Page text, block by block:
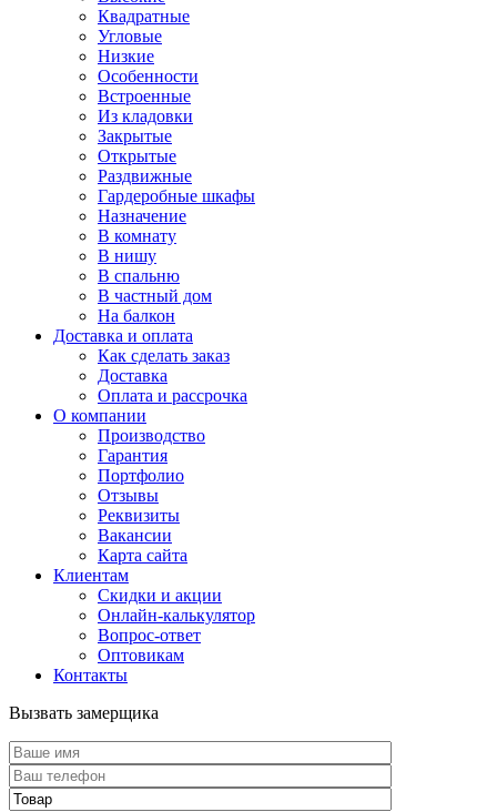
Квадратные
Угловые
Низкие
Особенности
Встроенные
Из кладовки
Закрытые
Открытые
Раздвижные
Гардеробные шкафы
Назначение
В комнату
В нишу
В спальню
В частный дом
На балкон
Доставка и оплата
Как сделать заказ
Доставка
Оплата и рассрочка
О компании
Производство
Гарантия
Портфолио
Отзывы
Реквизиты
Вакансии
Карта сайта
Клиентам
Скидки и акции
Онлайн-калькулятор
Вопрос-ответ
Оптовикам
Контакты
Вызвать замерщика